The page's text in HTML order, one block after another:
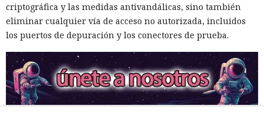
criptográfica y las medidas antivandálicas, sino también
eliminar cualquier vía de acceso no autorizada, incluidos
los puertos de depuración y los conectores de prueba.